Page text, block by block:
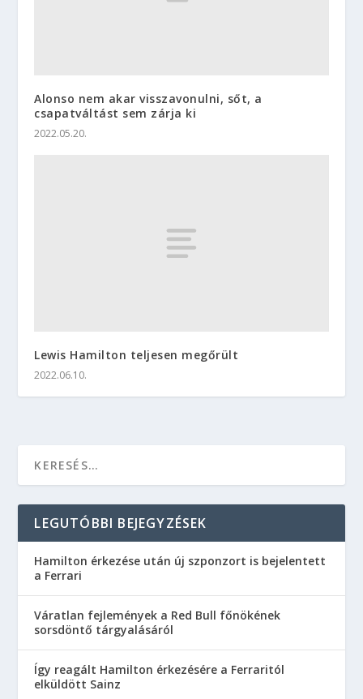
Alonso nem akar visszavonulni, sőt, a
csapatváltást sem zárja ki
2022.05.20.
Lewis Hamilton teljesen megőrült
2022.06.10.
LEGUTÓBBI BEJEGYZÉSEK
Hamilton érkezése után új szponzort is bejelentett
a Ferrari
Váratlan fejlemények a Red Bull főnökének
sorsdöntő tárgyalásáról
Így reagált Hamilton érkezésére a Ferraritól
elküldött Sainz